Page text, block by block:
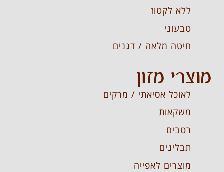
ללא לקטוז
טבעוני
חיטה מלאה / דגנים
מוצרי מזון
לאוכל אסיאתי / מרקים
משקאות
רטבים
תבלינים
מוצרים לאפייה